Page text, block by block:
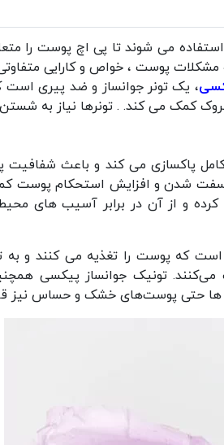
می شوند تا پی اچ پوست را
پوست ، خواص و کارایی متفاوتی
، یک تونر جوانساز و ضد پیری است
پاکسازی می کند و باعث
سفت شدن و افزایش استحکام پوست
و از آن در برابر آسیب های
که پوست را تغذیه می کنند و به
تونیک جوانساز پیکسی
ها حتی پوست‌های خشک و حساس نیز